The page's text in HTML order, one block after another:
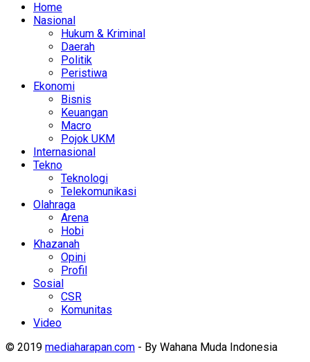
Home
Nasional
Hukum & Kriminal
Daerah
Politik
Peristiwa
Ekonomi
Bisnis
Keuangan
Macro
Pojok UKM
Internasional
Tekno
Teknologi
Telekomunikasi
Olahraga
Arena
Hobi
Khazanah
Opini
Profil
Sosial
CSR
Komunitas
Video
© 2019 mediaharapan.com - By Wahana Muda Indonesia